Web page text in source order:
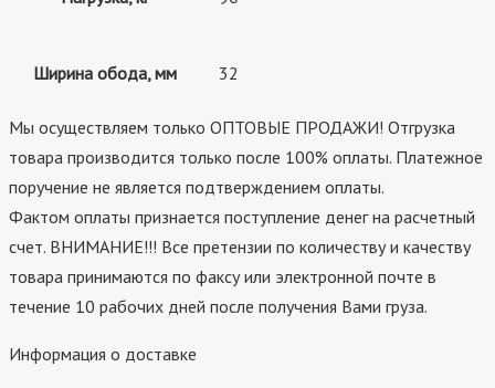
Ширина обода, мм 32
Мы осуществляем только ОПТОВЫЕ ПРОДАЖИ! Отгрузка
товара производится только после 100% оплаты. Платежное
поручение не является подтверждением оплаты.
Фактом оплаты признается поступление денег на расчетный
счет. ВНИМАНИЕ!!! Все претензии по количеству и качеству
товара принимаются по факсу или электронной почте в
течение 10 рабочих дней после получения Вами груза.
Информация о доставке